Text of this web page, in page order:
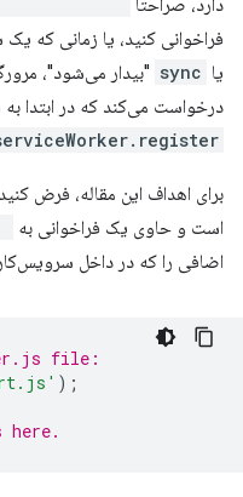
دارد، صراحتاً
فراخوانی کنید، یا زمانی که
یا sync "بیدار می‌شود"،
درخواست می‌کند که در ابتدا
برای اهداف این مقاله، فرض کنید URL آن
است و حاوی یک فراخوانی به
اضافی را که در داخل
file:
);
here.